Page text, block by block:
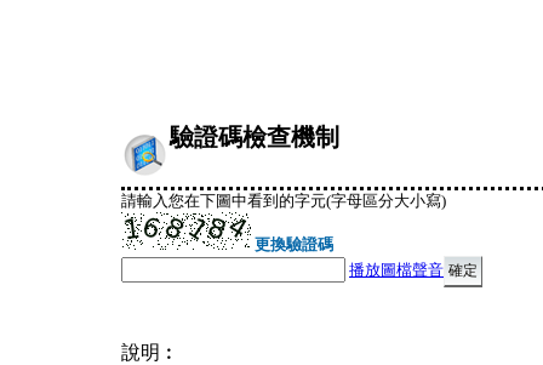
驗證碼檢查機制
請輸入您在下圖中看到的字元(字母區分大小寫)
更換驗證碼
播放圖檔聲音
說明︰